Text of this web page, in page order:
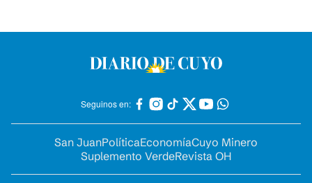
Seguinos en:
San JuanPolíticaEconomíaCuyo Minero
Suplemento VerdeRevista OH